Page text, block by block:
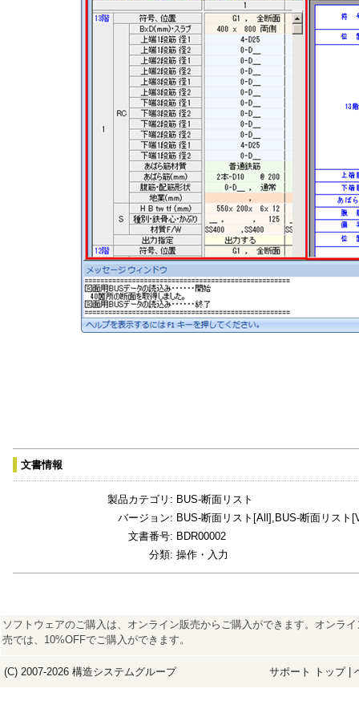
文書情報
製品カテゴリ: BUS-断面リスト
バージョン: BUS-断面リスト[All],BUS-断面リスト
文書番号: BDR00002
分類: 操作・入力
ソフトウェアのご購入は、オンライン販売からご購入ができます。オンライ
売では、10%OFFでご購入ができます。
(C) 2007-2026 構造システムグループ サポート トップ|